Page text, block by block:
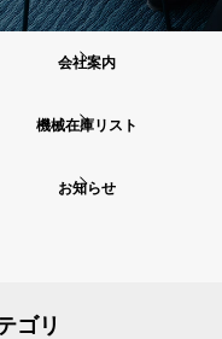
会社案内
機械在庫リスト
お知らせ
ゴリ